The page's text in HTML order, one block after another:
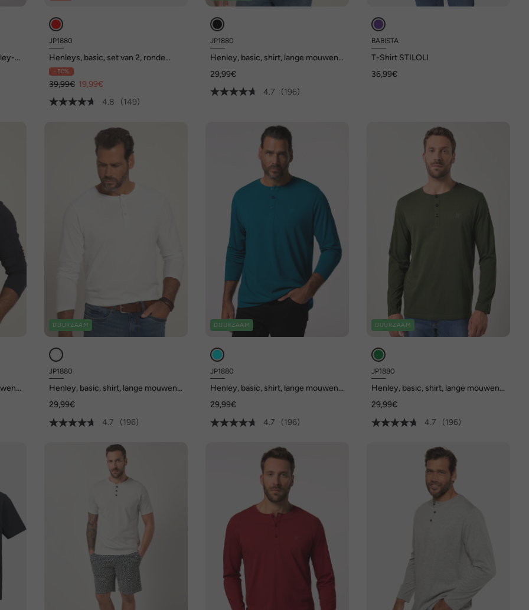
JP1880
Henleys, basic, set van 2, ronde
hals, knoopsluiting, tot 8 XL
- 50%
39,99€ 19,99€
4.8
(149)
JP1880
Henley, basic, shirt, lange mouwen,
29,99€
4.7
(196)
BABISTA
T-Shirt STILOLI
36,99€
DUURZAAM
JP1880
Henley, basic, shirt, lange mouwen,
29,99€
4.7
(196)
DUURZAAM
JP1880
Henley, basic, shirt, lange mouwen,
29,99€
4.7
(196)
DUURZAAM
JP1880
Henley, basic, shirt, lange mouwen,
29,99€
4.7
(196)